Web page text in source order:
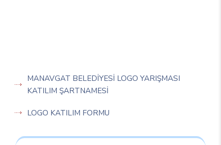
MANAVGAT BELEDİYESİ LOGO YARIŞMASI
KATILIM ŞARTNAMESİ
LOGO KATILIM FORMU